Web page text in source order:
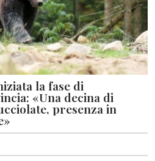
la fase di
«Una decina di
presenza in